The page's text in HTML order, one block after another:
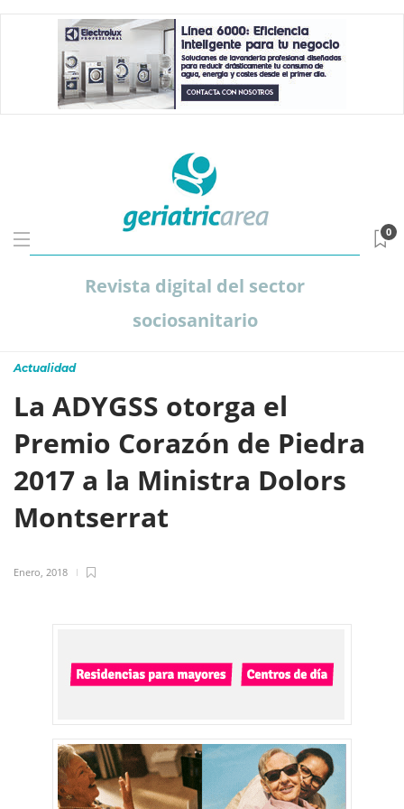
Revista digital del sector
sociosanitario
0
Actualidad
La ADYGSS otorga el
Premio Corazón de Piedra
2017 a la Ministra Dolors
Montserrat
Enero, 2018